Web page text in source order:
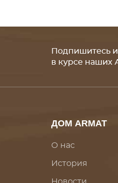
Подпишитесь и
в курсе наших
ДОМ ARMAT
О нас
История